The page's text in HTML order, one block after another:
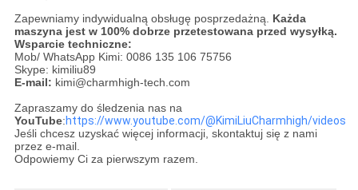
Zapewniamy indywidualną obsługę posprzedażną. Każda
maszyna jest w 100% dobrze przetestowana przed wysyłką.
Wsparcie techniczne:
Mob/ WhatsApp Kimi: 0086 135 106 75756
Skype: kimiliu89
E-mail: kimi@charmhigh-tech.com
Zapraszamy do śledzenia nas na
YouTube:https://www.youtube.com/@KimiLiuCharmhigh/videos
Jeśli chcesz uzyskać więcej informacji, skontaktuj się z nami
przez e-mail.
Odpowiemy Ci za pierwszym razem.